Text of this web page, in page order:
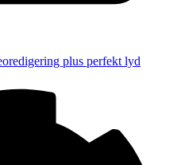
plus perfekt lyd